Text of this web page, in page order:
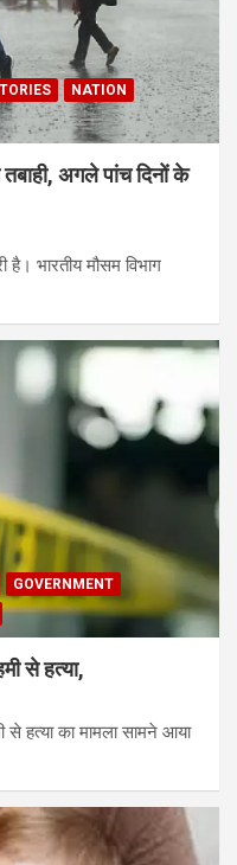
NATION
अगले पांच दिनों के
है। भारतीय मौसम विभाग
GOVERNMENT
से हत्या,
से हत्या का मामला सामने आया